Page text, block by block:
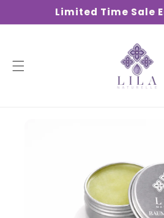
content
Limited Time Sale